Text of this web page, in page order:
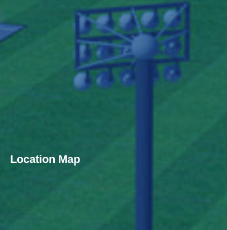
Location Map